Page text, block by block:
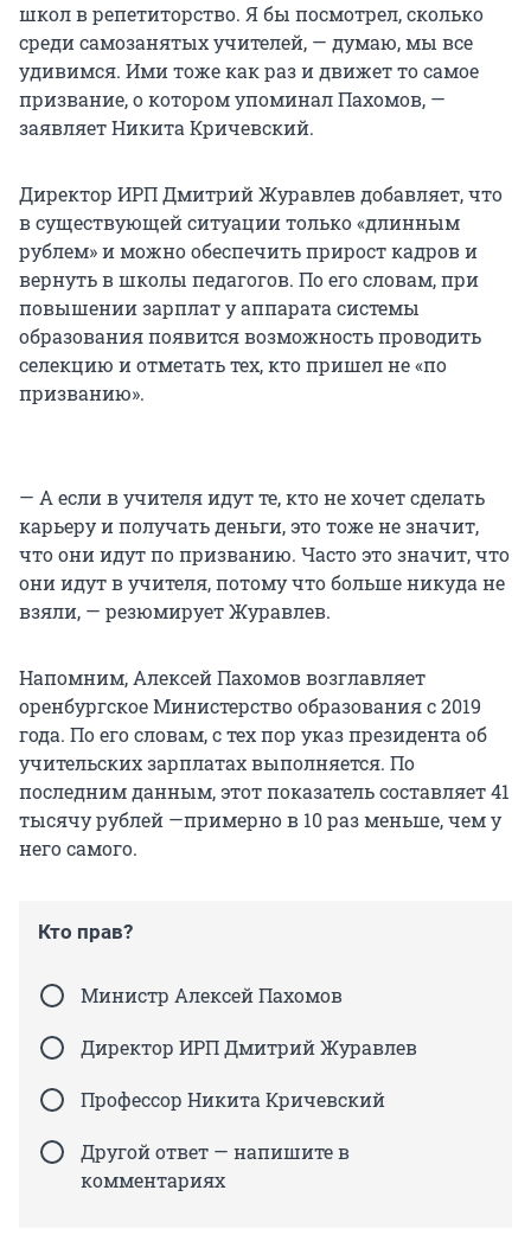
школ в репетиторство. Я бы посмотрел, сколько
среди самозанятых учителей, — думаю, мы все
удивимся. Ими тоже как раз и движет то самое
призвание, о котором упоминал Пахомов, —
заявляет Никита Кричевский.
Директор ИРП Дмитрий Журавлев добавляет, что
в существующей ситуации только «длинным
рублем» и можно обеспечить прирост кадров и
вернуть в школы педагогов. По его словам, при
повышении зарплат у аппарата системы
образования появится возможность проводить
селекцию и отметать тех, кто пришел не «по
призванию».
— А если в учителя идут те, кто не хочет сделать
карьеру и получать деньги, это тоже не значит,
что они идут по призванию. Часто это значит, что
они идут в учителя, потому что больше никуда не
взяли, — резюмирует Журавлев.
Напомним, Алексей Пахомов возглавляет
оренбургское Министерство образования с 2019
года. По его словам, с тех пор указ президента об
учительских зарплатах выполняется. По
последним данным, этот показатель составляет 41
тысячу рублей —примерно в 10 раз меньше, чем у
него самого.
Кто прав?
Министр Алексей Пахомов
Директор ИРП Дмитрий Журавлев
Профессор Никита Кричевский
Другой ответ — напишите в
комментариях